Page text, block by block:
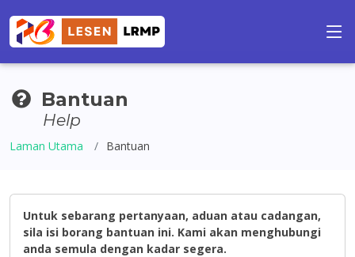
Bantuan
Help
Laman Utama Bantuan
Untuk sebarang pertanyaan, aduan atau cadangan,
sila isi borang bantuan ini. Kami akan menghubungi
anda semula dengan kadar segera.